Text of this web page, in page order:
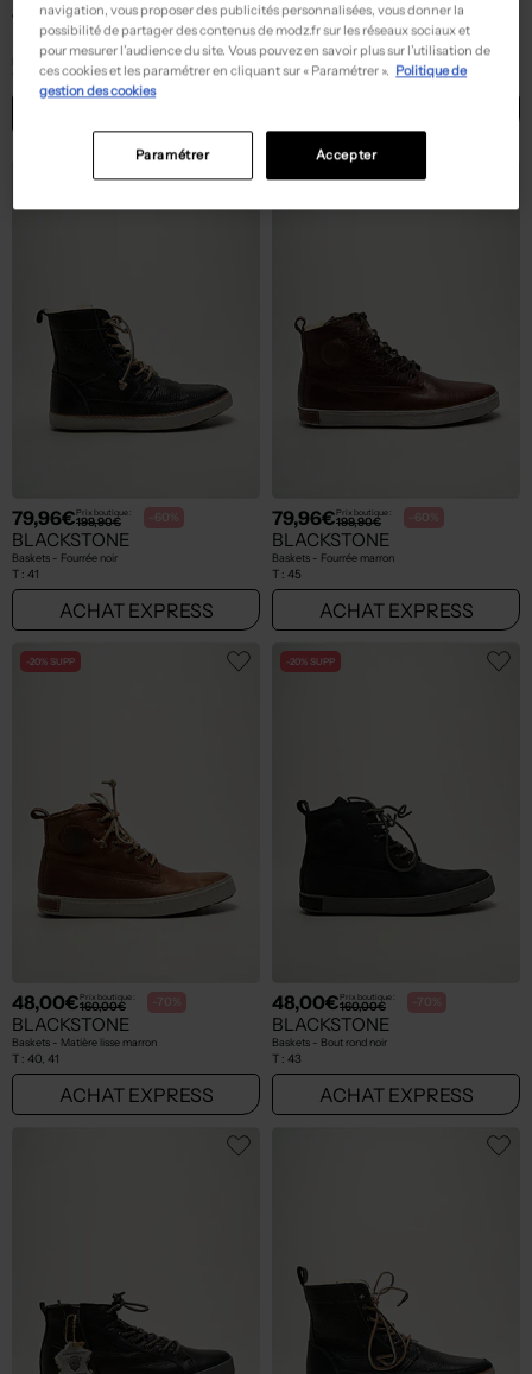
75,96€Prix boutique :
189,90€ -60%
BLACKSTONE
Baskets - Fourrée noir
45
75,96€Prix boutique :
189,90€
BLACKSTONE
Baskets - Fourrée noir
T :40
79,96€Prix boutique :
199,90€ -60%
BLACKSTONE
Baskets - Fourrée noir
T : 41
ACHAT EXPRESS
79,96€Prix boutique :
199,90€ -60%
BLACKSTONE
Baskets - Fourrée marron
T : 45
ACHAT EXPRESS
-20% SUPP
48,00€Prix boutique :
160,00€ -70%
BLACKSTONE
Baskets - Matière lisse marron
T : 40, 41
ACHAT EXPRESS
-20% SUPP
48,00€Prix boutique :
160,00€ -70%
BLACKSTONE
Baskets - Bout rond noir
T : 43
ACHAT EXPRESS
navigation, vous proposer des publicités personnalisées, vous donner la
possibilité de partager des contenus de modz.fr sur les réseaux sociaux et
pour mesurer l’audience du site. Vous pouvez en savoir plus sur l’utilisation de
ces cookies et les paramétrer en cliquant sur « Paramétrer ». Politique de
gestion des cookies
Accepter
Paramétrer